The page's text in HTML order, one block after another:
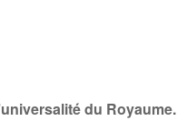
du Royaume.